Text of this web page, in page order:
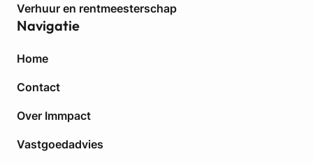
W
s
-
V
l
a
a
Verhuur en rentmeesterschap
Navigatie
Home
Contact
Over Immpact
Vastgoedadvies